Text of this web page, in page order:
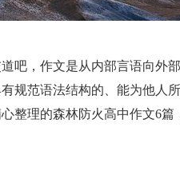
吧，作文是从内部言语向外
规范语法结构的、能为他人
整理的森林防火高中作文6篇